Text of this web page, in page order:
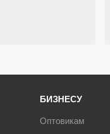
здания.
БИЗНЕСУ
Оптовикам